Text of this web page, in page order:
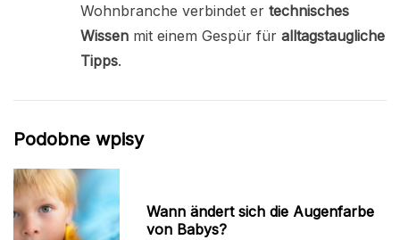
Wohnbranche verbindet er technisches
Wissenmit einem Gespür für alltagstaugliche
Tipps.
Podobne wpisy
Wann ändert sich die Augenfarbe
von Babys?